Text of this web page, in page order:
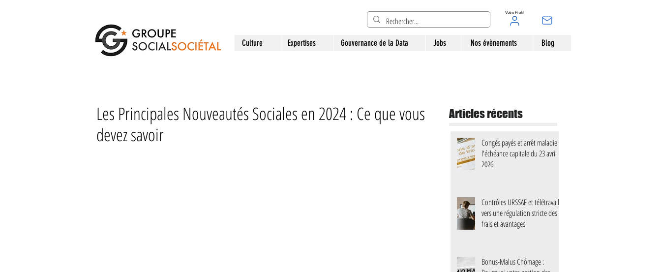
Culture Expertises Gouvernance de la Data Jobs Nos évènements Blog
Votre Profil
Les Principales Nouveautés Sociales en 2024 : Ce que vous
devez savoir
Articles récents
Congés payés et arrêt maladie :
l'échéance capitale du 23 avril
2026
Contrôles URSSAF et télétravail :
vers une régulation stricte des
frais et avantages
Bonus-Malus Chômage :